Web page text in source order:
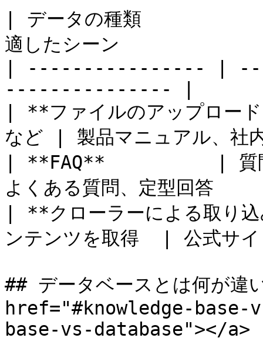
| データの種類
適したシーン
| ---------------- |
--------------- |
| **ファイルのアップロー
など | 製品マニュアル、社
| **FAQ**          | 質
よくある質問、定型回
| **クローラーによる取り
ンテンツを取得  | 公式
## データベースとは何が違
href="#knowledge-
base-vs-database"></a>